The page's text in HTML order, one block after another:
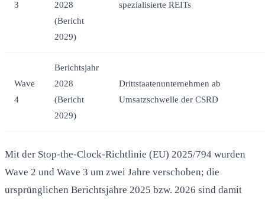
3
2028
(Bericht
2029)
spezialisierte REITs
Wave
4
Berichtsjahr
2028
(Bericht
2029)
Drittstaatenunternehmen ab
Umsatzschwelle der CSRD
Mit der Stop-the-Clock-Richtlinie (EU) 2025/794 wurden
Wave 2 und Wave 3 um zwei Jahre verschoben; die
ursprünglichen Berichtsjahre 2025 bzw. 2026 sind damit